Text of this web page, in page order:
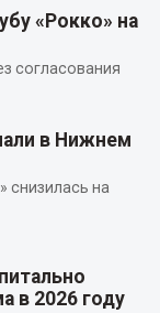
«Рокко» на
согласования
в Нижнем
снизилась на
в 2026 году